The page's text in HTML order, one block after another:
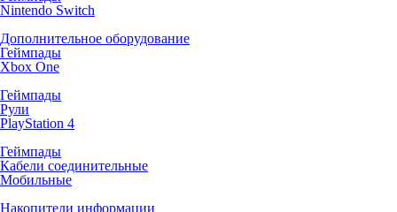
Nintendo Switch
Дополнительное оборудование
Геймпады
Xbox One
Геймпады
Рули
PlayStation 4
Геймпады
Кабели соединительные
Мобильные
Накопители информации